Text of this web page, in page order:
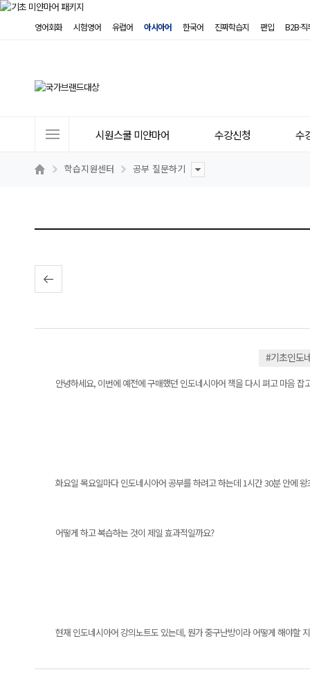
영어회화 시험영어 유럽어 아시아어 한국어 진짜학습지 편입 B2B·
트
시원스쿨 미얀마어 수강신청 수
학습지원센터 공부 질문하기
#기초인도
안녕하세요, 이번에 예전에 구매했던 인도네시아어 책을 다시 펴고 마음 잡
화요일 목요일마다 인도네시아어 공부를 하려고 하는데 1시간 30분 안에
어떻게 하고 복습하는 것이 제일 효과적일까요?
현재 인도네시아어 강의노트도 있는데, 뭔가 중구난방이라 어떻게 해야할